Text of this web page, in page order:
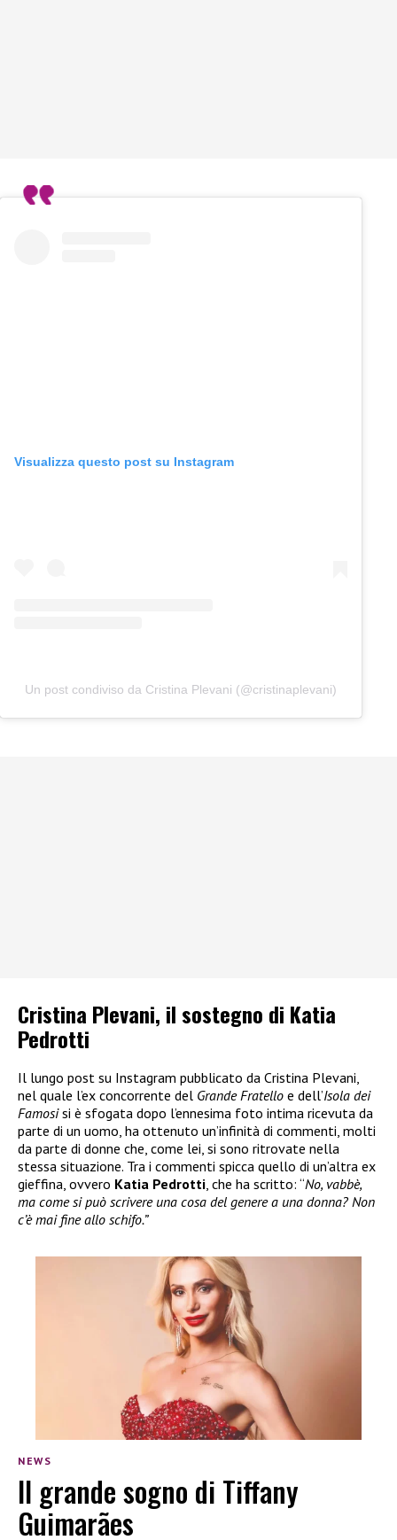
Visualizza questo post su Instagram
Un post condiviso da Cristina Plevani (@cristinaplevani)
Cristina Plevani, il sostegno di Katia
Pedrotti
Il lungo post su Instagram pubblicato da Cristina Plevani,
nel quale l’ex concorrente del Grande Fratello e dell’Isola dei
Famosisi è sfogata dopo l’ennesima foto intima ricevuta da
parte di un uomo, ha ottenuto un’infinità di commenti, molti
da parte di donne che, come lei, si sono ritrovate nella
stessa situazione. Tra i commenti spicca quello di un’altra ex
gieffina, ovvero Katia Pedrotti, che ha scritto: “No, vabbè,
ma come si può scrivere una cosa del genere a una donna? Non
c’è mai fine allo schifo.”
NEWS
Il grande sogno di Tiffany
Guimarães